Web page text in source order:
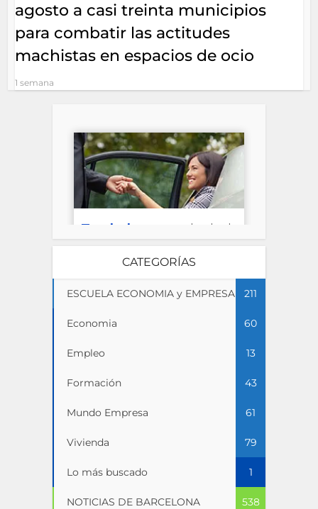
agosto a casi treinta municipios
para combatir las actitudes
machistas en espacios de ocio
1 semana
CATEGORÍAS
ESCUELA ECONOMIA y EMPRESA 211
Economia 60
Empleo 13
Formación 43
Mundo Empresa 61
Vivienda 79
Lo más buscado 1
NOTICIAS DE BARCELONA 538